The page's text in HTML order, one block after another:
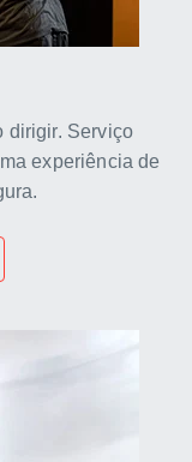
dirigir. Serviço
experiência de